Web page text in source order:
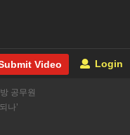
Video Login
공무원
나’